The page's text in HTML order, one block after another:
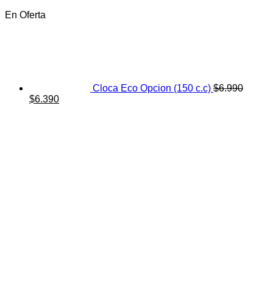
En Oferta
Cloca Eco Opcion (150 c.c) $6.990
El
$6.390El